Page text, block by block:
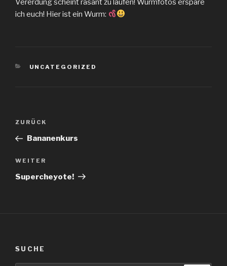
Vererdung scheint rasant zu laufen! Wurmfotos erspare
ich euch! Hier ist ein Wurm:
KATEGORIEN
UNCATEGORIZED
Beitragsnavigation
Vorheriger
Beitrag
ZURÜCK
Bananenkurs
Nächster
Beitrag
WEITER
Supercheyote!
SUCHE